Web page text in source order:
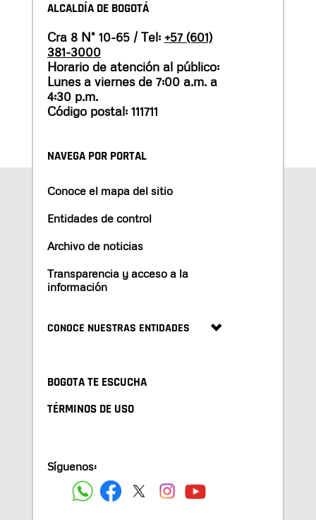
ALCALDÍA DE BOGOTÁ
Cra 8 N° 10-65 / Tel: +57 (601)
381-3000
Horario de atención al público:
Lunes a viernes de 7:00 a.m. a
4:30 p.m.
Código postal: 111711
NAVEGA POR PORTAL
Conoce el mapa del sitio
Entidades de control
Archivo de noticias
Transparencia y acceso a la
información
CONOCE NUESTRAS ENTIDADES
BOGOTA TE ESCUCHA
TÉRMINOS DE USO
Síguenos: